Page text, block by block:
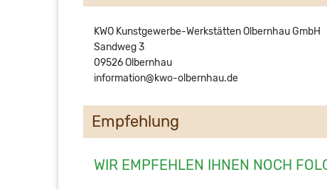
KWO Kunstgewerbe-Werkstätten Olbernhau GmbH
Sandweg 3
09526 Olbernhau
information@kwo-olbernhau.de
Empfehlung
WIR EMPFEHLEN IHNEN NOCH